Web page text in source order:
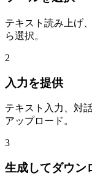
テキスト読み上げ
ら選択。
2
入力を提供
テキスト入力、対
アップロード。
3
生成してダウン